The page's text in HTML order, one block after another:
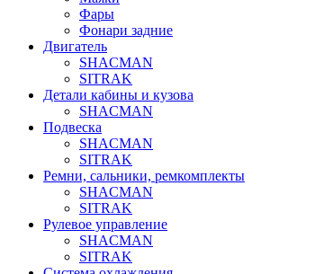
Фары
Фонари задние
Двигатель
SHACMAN
SITRAK
Детали кабины и кузова
SHACMAN
Подвеска
SHACMAN
SITRAK
Ремни, сальники, ремкомплекты
SHACMAN
SITRAK
Рулевое управление
SHACMAN
SITRAK